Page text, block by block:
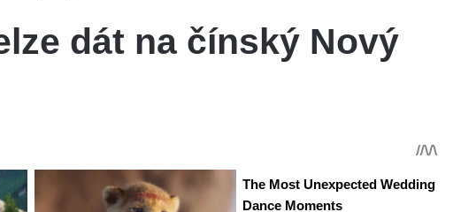
dát na čínský Nový